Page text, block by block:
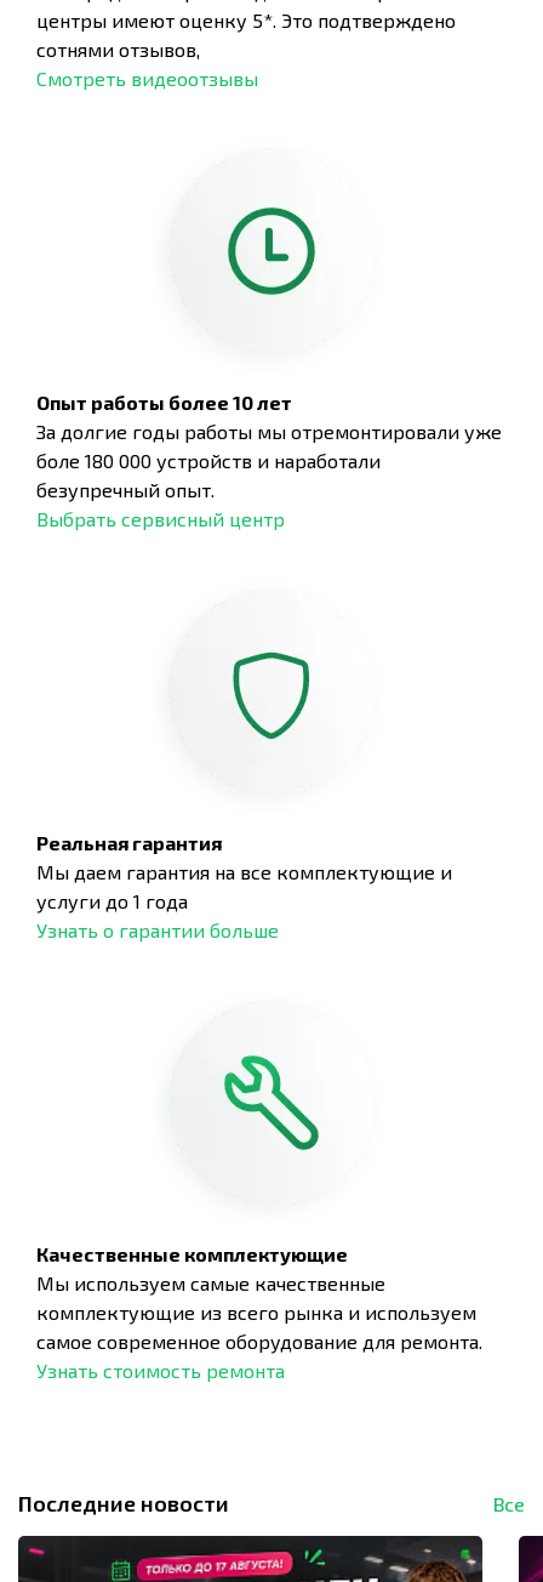
центры имеют оценку 5*. Это подтверждено
сотнями отзывов,
Смотреть видеоотзывы
Опыт работы более 10 лет
За долгие годы работы мы отремонтировали уже
боле 180 000 устройств и наработали
безупречный опыт.
Выбрать сервисный центр
Реальная гарантия
Мы даем гарантия на все комплектующие и
услуги до 1 года
Узнать о гарантии больше
Качественные комплектующие
Мы используем самые качественные
комплектующие из всего рынка и используем
самое современное оборудование для ремонта.
Узнать стоимость ремонта
Последние новости Все